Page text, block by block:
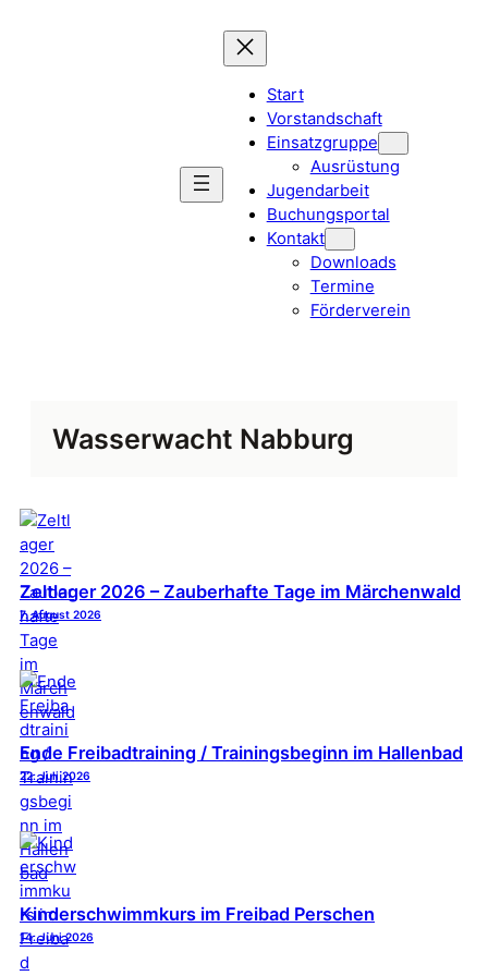
Start
Vorstandschaft
Einsatzgruppe
Ausrüstung
Jugendarbeit
Buchungsportal
Kontakt
Downloads
Termine
Förderverein
Wasserwacht Nabburg
Zeltlager 2026 – Zauberhafte Tage im Märchenwald
7. August 2026
Ende Freibadtraining / Trainingsbeginn im Hallenbad
22. Juli 2026
Kinderschwimmkurs im Freibad Perschen
14. Juni 2026